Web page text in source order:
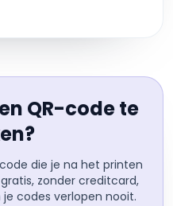
QR-code te
die je na het printen
zonder creditcard,
codes verlopen nooit.